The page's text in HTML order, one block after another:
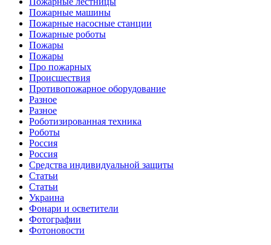
Пожарные машины
Пожарные насосные станции
Пожарные роботы
Пожары
Пожары
Про пожарных
Происшествия
Противопожарное оборудование
Разное
Разное
Роботизированная техника
Роботы
Россия
Россия
Средства индивидуальной защиты
Статьи
Статьи
Украина
Фонари и осветители
Фотографии
Фотоновости